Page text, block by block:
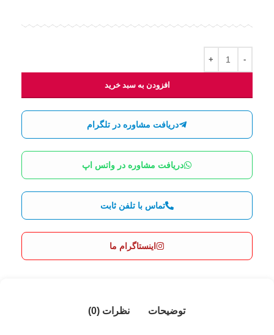
افزودن به سبد خرید
دریافت مشاوره در تلگرام
دریافت مشاوره در واتس اپ
تماس با تلفن ثابت
اینستاگرام ما
توضیحات نظرات (0)